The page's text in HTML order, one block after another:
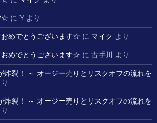
に Y より
めでとうございます☆ に マイク より
めでとうございます☆ に 古手川 より
炸裂！ ～ オージー売りとリスクオフの流れを
炸裂！ ～ オージー売りとリスクオフの流れを